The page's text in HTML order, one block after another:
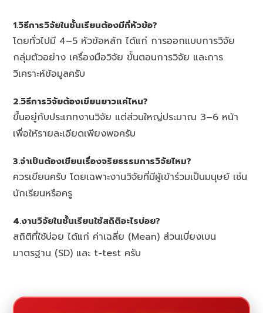
1.วิธีการวิจัยในชั้นเรียนต้องมีกี่หัวข้อ?
โดยทั่วไปมี 4–5 หัวข้อหลัก ได้แก่ การออกแบบการวิจัย
กลุ่มตัวอย่าง เครื่องมือวิจัย ขั้นตอนการวิจัย และการ
วิเคราะห์ข้อมูลครับ
2.วิธีการวิจัยต้องเขียนยาวแค่ไหน?
ขึ้นอยู่กับประเภทงานวิจัย แต่ส่วนใหญ่ประมาณ 3–6 หน้า
เพื่อให้รายละเอียดเพียงพอครับ
3.จำเป็นต้องเขียนเรื่องจริยธรรมการวิจัยไหม?
ควรเขียนครับ โดยเฉพาะงานวิจัยที่มีผู้เข้าร่วมเป็นมนุษย์ เช่น
นักเรียนหรือครู
4.งานวิจัยในชั้นเรียนใช้สถิติอะไรบ่อย?
สถิติที่ใช้บ่อย ได้แก่ ค่าเฉลี่ย (Mean) ส่วนเบี่ยงเบน
มาตรฐาน (SD) และ t-test ครับ